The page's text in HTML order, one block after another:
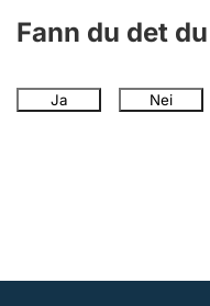
Fann du det
Ja Nei